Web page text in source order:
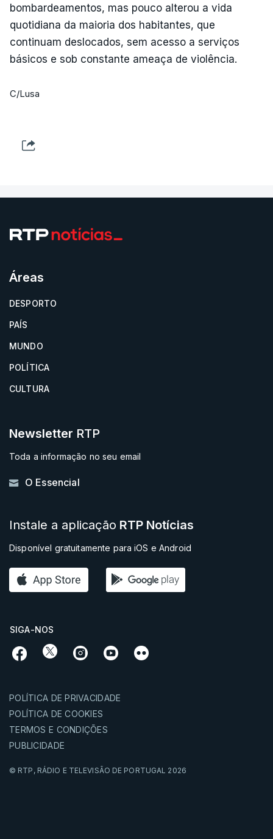
bombardeamentos, mas pouco alterou a vida
quotidiana da maioria dos habitantes, que
continuam deslocados, sem acesso a serviços
básicos e sob constante ameaça de violência.
C/Lusa
Áreas
DESPORTO
PAÍS
MUNDO
POLÍTICA
CULTURA
Newsletter RTP
Toda a informação no seu email
O Essencial
Instale a aplicação RTP Notícias
Disponível gratuitamente para iOS e Android
SIGA-NOS
POLÍTICA DE PRIVACIDADE
POLÍTICA DE COOKIES
TERMOS E CONDIÇÕES
PUBLICIDADE
© RTP, RÁDIO E TELEVISÃO DE PORTUGAL 2026